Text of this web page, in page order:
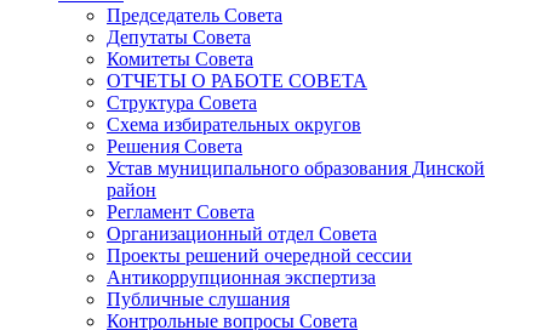
Председатель Совета
Депутаты Совета
Комитеты Совета
ОТЧЕТЫ О РАБОТЕ СОВЕТА
Структура Совета
Схема избирательных округов
Решения Совета
Устав муниципального образования Динской
район
Регламент Совета
Организационный отдел Совета
Проекты решений очередной сессии
Антикоррупционная экспертиза
Публичные слушания
Контрольные вопросы Совета